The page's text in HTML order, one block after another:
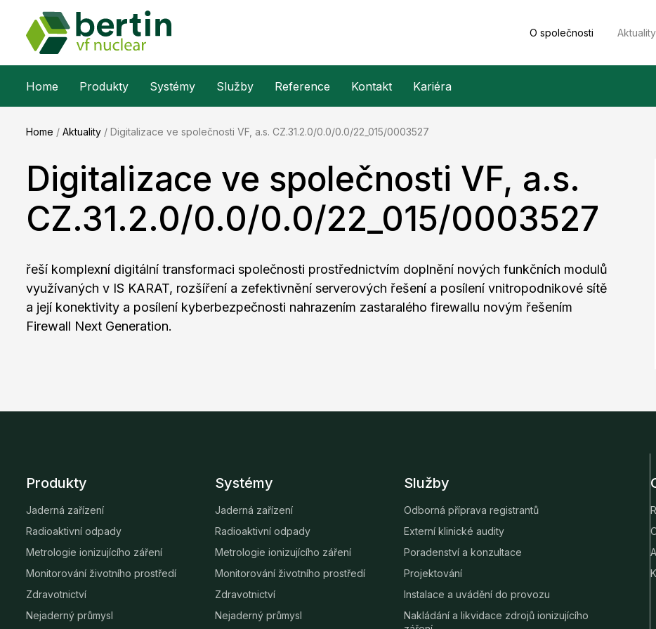
O společnosti Aktuality
Home Produkty Systémy Služby Reference Kontakt Kariéra
Home / Aktuality / Digitalizace ve společnosti VF, a.s. CZ.31.2.0/0.0/0.0/22_015/0003527
Digitalizace ve společnosti VF, a.s.
CZ.31.2.0/0.0/0.0/22_015/0003527
řeší komplexní digitální transformaci společnosti prostřednictvím doplnění nových funkčních modulů
využívaných v IS KARAT, rozšíření a zefektivnění serverových řešení a posílení vnitropodnikové sítě
a její konektivity a posílení kyberbezpečnosti nahrazením zastaralého firewallu novým řešením
Firewall Next Generation.
Produkty
Jaderná zařízení
Radioaktivní odpady
Metrologie ionizujícího záření
Monitorování životního prostředí
Zdravotnictví
Nejaderný průmysl
Systémy
Jaderná zařízení
Radioaktivní odpady
Metrologie ionizujícího záření
Monitorování životního prostředí
Zdravotnictví
Nejaderný průmysl
Služby
Odborná příprava registrantů
Externí klinické audity
Poradenství a konzultace
Projektování
Instalace a uvádění do provozu
Nakládání a likvidace zdrojů ionizujícího